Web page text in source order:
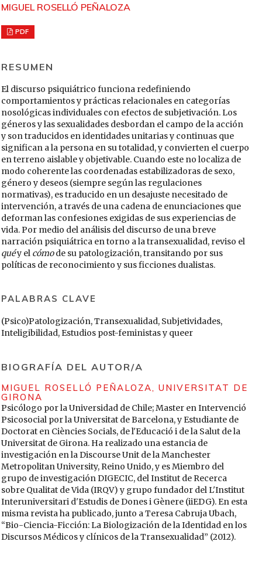
MIGUEL ROSELLÓ PEÑALOZA
PDF
RESUMEN
El discurso psiquiátrico funciona redefiniendo
comportamientos y prácticas relacionales en categorías
nosológicas individuales con efectos de subjetivación. Los
géneros y las sexualidades desbordan el campo de la acción
y son traducidos en identidades unitarias y continuas que
significan a la persona en su totalidad, y convierten el cuerpo
en terreno aislable y objetivable. Cuando este no localiza de
modo coherente las coordenadas estabilizadoras de sexo,
género y deseos (siempre según las regulaciones
normativas), es traducido en un desajuste necesitado de
intervención, a través de una cadena de enunciaciones que
deforman las confesiones exigidas de sus experiencias de
vida. Por medio del análisis del discurso de una breve
narración psiquiátrica en torno a la transexualidad, reviso el
quéy el cómode su patologización, transitando por sus
políticas de reconocimiento y sus ficciones dualistas.
PALABRAS CLAVE
(Psico)Patologización, Transexualidad, Subjetividades,
Inteligibilidad, Estudios post-feministas y queer
BIOGRAFÍA DEL AUTOR/A
MIGUEL ROSELLÓ PEÑALOZA, UNIVERSITAT DE
GIRONA
Psicólogo por la Universidad de Chile; Master en Intervenció
Psicosocial por la Universitat de Barcelona, y Estudiante de
Doctorat en Ciències Socials, de l'Educació i de la Salut de la
Universitat de Girona. Ha realizado una estancia de
investigación en la Discourse Unit de la Manchester
Metropolitan University, Reino Unido, y es Miembro del
grupo de investigación DIGECIC, del Institut de Recerca
sobre Qualitat de Vida (IRQV) y grupo fundador del L'Institut
Interuniversitari d'Estudis de Dones i Gènere (iiEDG). En esta
misma revista ha publicado, junto a Teresa Cabruja Ubach,
“Bio-Ciencia-Ficción: La Biologización de la Identidad en los
Discursos Médicos y clínicos de la Transexualidad” (2012).